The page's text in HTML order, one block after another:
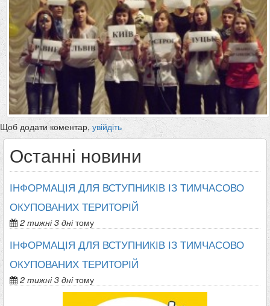
Щоб додати коментар, увійдіть
Останні новини
ІНФОРМАЦІЯ ДЛЯ ВСТУПНИКІВ ІЗ ТИМЧАСОВО
ОКУПОВАНИХ ТЕРИТОРІЙ
2 тижні 3 днітому
ІНФОРМАЦІЯ ДЛЯ ВСТУПНИКІВ ІЗ ТИМЧАСОВО
ОКУПОВАНИХ ТЕРИТОРІЙ
2 тижні 3 днітому